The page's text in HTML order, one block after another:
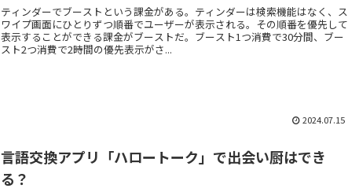
ティンダーでブーストという課金がある。ティンダーは検索機能はなく、ス
ワイプ画面にひとりずつ順番でユーザーが表示される。その順番を優先して
表示することができる課金がブーストだ。ブースト1つ消費で30分間、ブー
スト2つ消費で2時間の優先表示がさ...
2024.07.15
言語交換アプリ「ハロートーク」で出会い厨はでき
る？